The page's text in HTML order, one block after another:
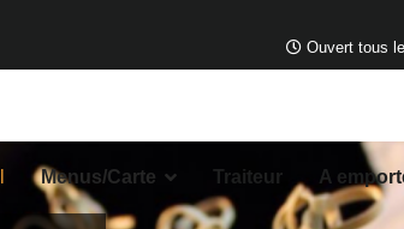
Ouvert tous
Menus/Carte Traiteur A